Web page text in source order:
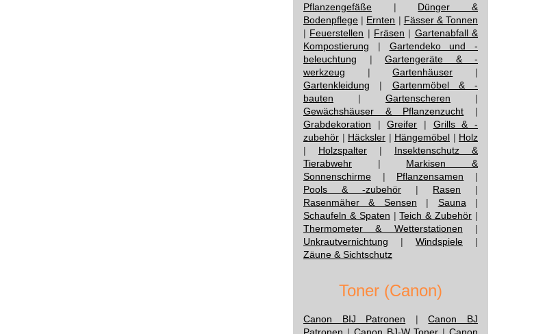
Pflanzengefäße | Dünger &
Bodenpflege | Ernten | Fässer & Tonnen
| Feuerstellen | Fräsen | Gartenabfall &
Kompostierung | Gartendeko und -
beleuchtung | Gartengeräte & -
werkzeug |Gartenhäuser |
Gartenkleidung | Gartenmöbel & -
bauten | Gartenscheren |
Gewächshäuser & Pflanzenzucht |
Grabdekoration |Greifer | Grills & -
zubehör | Häcksler | Hängemöbel | Holz
| Holzspalter | Insektenschutz &
Tierabwehr | Markisen &
Sonnenschirme | Pflanzensamen |
Pools & -zubehör | Rasen |
Rasenmäher & Sensen | Sauna |
Schaufeln & Spaten |Teich & Zubehör |
Thermometer & Wetterstationen |
Unkrautvernichtung | Windspiele |
Zäune & Sichtschutz
Toner (Canon)
Canon BIJ Patronen |Canon BJ